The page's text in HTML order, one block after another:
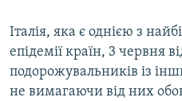
Італія, яка є однією з
епідемії країн, 3 червня
подорожувальників із
не вимагаючи від них